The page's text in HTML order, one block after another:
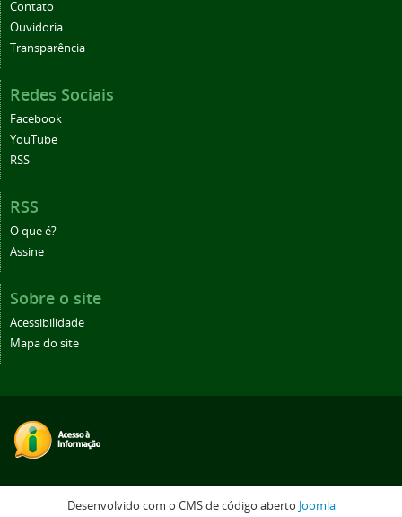
Contato
Ouvidoria
Transparência
Redes Sociais
Facebook
YouTube
RSS
RSS
O que é?
Assine
Sobre o site
Acessibilidade
Mapa do site
Desenvolvido com o CMS de código aberto Joomla